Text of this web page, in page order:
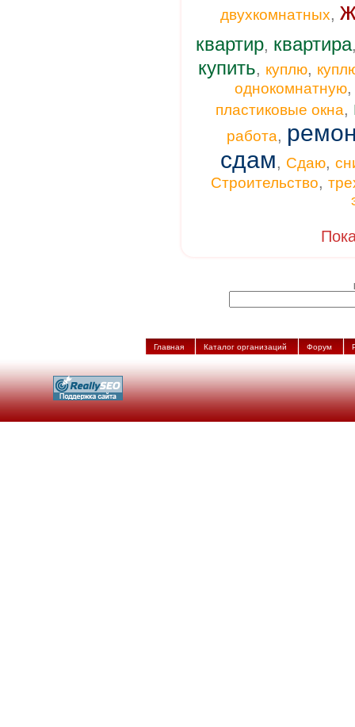
двухкомнатных,
квартир, квартира
купить, куплю,
однокомнатную
пластиковые окна,
работа,
сдам, Сдаю,
Строительство,
Главная Каталог организаций Форум